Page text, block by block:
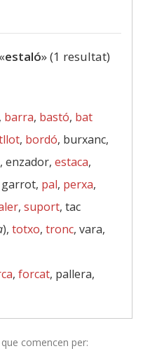
estaló» (1 resultat)
barra, bastó, bat
, bordó, burxanc,
enzador, estaca,
garrot, pal, perxa,
, suport, tac
), totxo, tronc, vara,
, forcat, pallera,
comencen per: